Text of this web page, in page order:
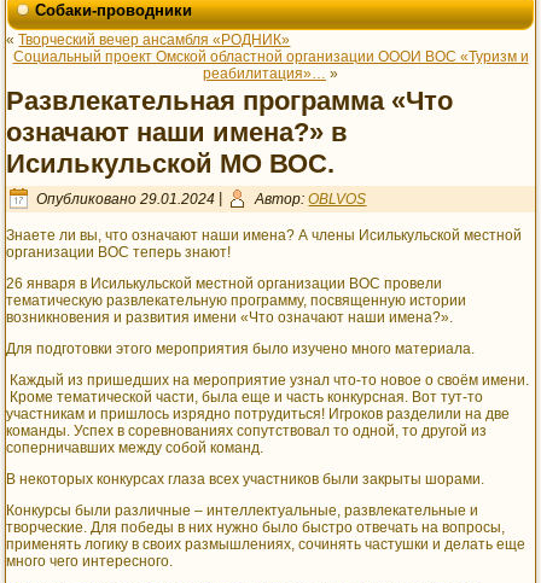
Собаки-проводники
«Творческий вечер ансамбля «РОДНИК»
Социальный проект Омской областной организации ОООИ ВОС «Туризм и
реабилитация»… »
Развлекательная программа «Что
означают наши имена?» в
Исилькульской МО ВОС.
Опубликовано 29.01.2024 Автор: OBLVOS
Знаете ли вы, что означают наши имена? А члены Исилькульской местной
организации ВОС теперь знают!
26 января в Исилькульской местной организации ВОС провели
тематическую развлекательную программу, посвященную истории
возникновения и развития имени «Что означают наши имена?».
Для подготовки этого мероприятия было изучено много материала.
Каждый из пришедших на мероприятие узнал что-то новое о своём имени.
Кроме тематической части, была еще и часть конкурсная. Вот тут-то
участникам и пришлось изрядно потрудиться! Игроков разделили на две
команды. Успех в соревнованиях сопутствовал то одной, то другой из
соперничавших между собой команд.
В некоторых конкурсах глаза всех участников были закрыты шорами.
Конкурсы были различные – интеллектуальные, развлекательные и
творческие. Для победы в них нужно было быстро отвечать на вопросы,
применять логику в своих размышлениях, сочинять частушки и делать еще
много чего интересного.